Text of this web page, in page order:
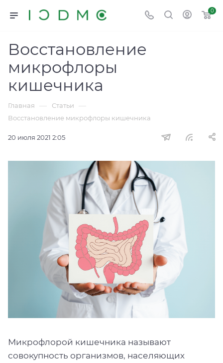
0
Восстановление
микрофлоры
кишечника
Главная — Статьи —
Восстановление микрофлоры кишечника
20 июля 2021 2:05
Микрофлорой кишечника называют
совокупность организмов, населяющих